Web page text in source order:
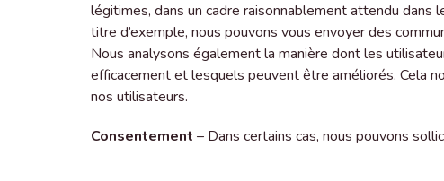
légitimes, dans un cadre raisonnablement attendu
titre d’exemple, nous pouvons vous envoyer des
Nous analysons également la manière dont les
efficacement et lesquels peuvent être améliorés. Cela
nos utilisateurs.
Consentement – Dans certains cas, nous pouvons